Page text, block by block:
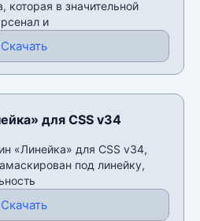
которая в значительной
и
Скачать
для CSS v34
«Линейка» для CSS v34,
под линейку,
Скачать